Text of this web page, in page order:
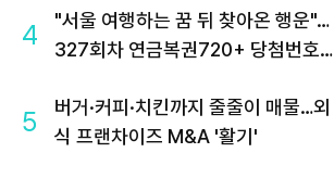
4
"서울 여행하는 꿈 뒤 찾아온 행운"…
327회차 연금복권720+ 당첨번호조
5
버거·커피·치킨까지 줄줄이 매물…외
식 프랜차이즈 M&A '활기'